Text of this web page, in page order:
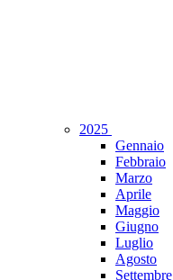
2025
Gennaio
Febbraio
Marzo
Aprile
Maggio
Giugno
Luglio
Agosto
Settembre